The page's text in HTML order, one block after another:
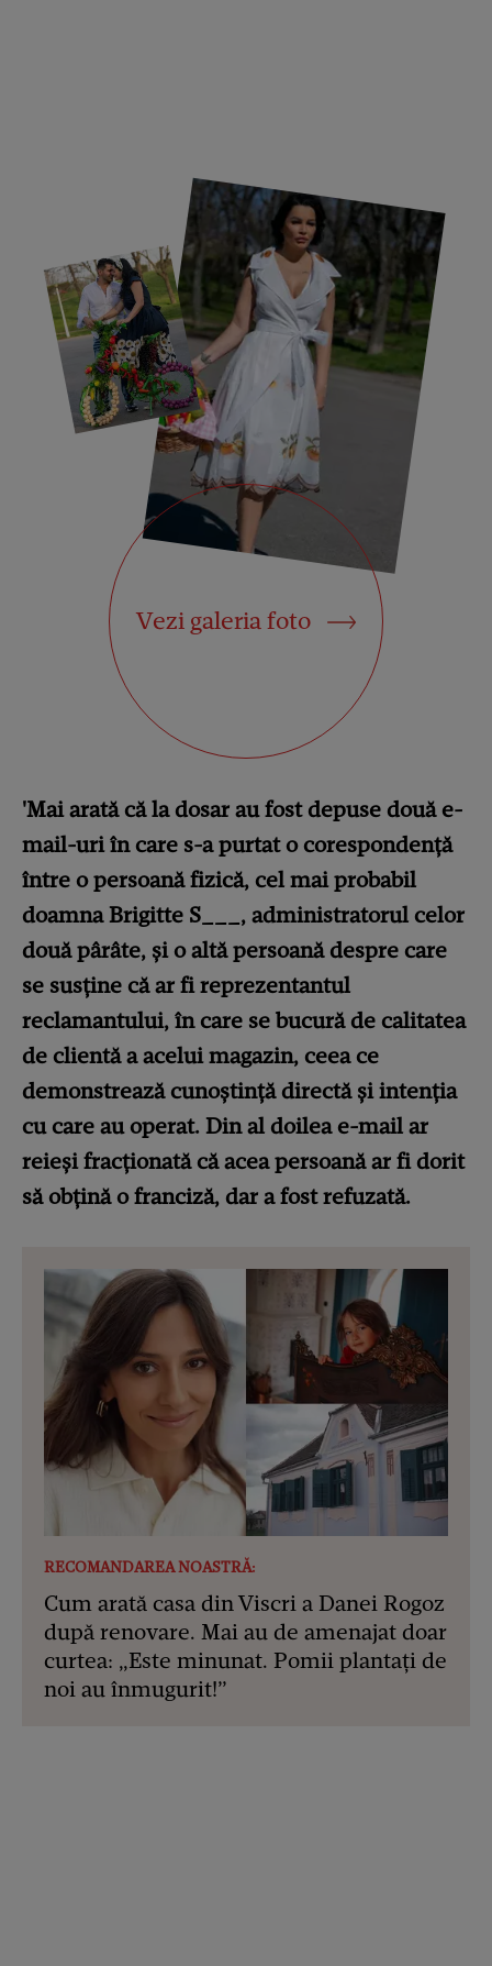
Vezi galeria foto
'Mai arată că la dosar au fost depuse două e-
mail-uri în care s-a purtat o corespondență
între o persoană fizică, cel mai probabil
doamna Brigitte S___, administratorul celor
două pârâte, și o altă persoană despre care
se susține că ar fi reprezentantul
reclamantului, în care se bucură de calitatea
de clientă a acelui magazin, ceea ce
demonstrează cunoștință directă și intenția
cu care au operat. Din al doilea e-mail ar
reieși fracționată că acea persoană ar fi dorit
să obțină o franciză, dar a fost refuzată.
RECOMANDAREA NOASTRĂ:
Cum arată casa din Viscri a Danei Rogoz
după renovare. Mai au de amenajat doar
curtea: „Este minunat. Pomii plantați de
noi au înmugurit!”